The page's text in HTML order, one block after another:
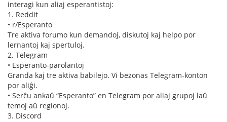
interagi kun aliaj esperantistoj:
1. Reddit
• r/Esperanto
Tre aktiva forumo kun demandoj, diskutoj kaj helpo por
lernantoj kaj spertuloj.
2. Telegram
• Esperanto-parolantoj
Granda kaj tre aktiva babilejo. Vi bezonas Telegram-konton
por aliĝi.
• Serĉu ankaŭ “Esperanto” en Telegram por aliaj grupoj laŭ
temoj aŭ regionoj.
3. Discord